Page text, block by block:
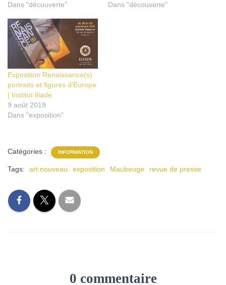
Dans "découverte"
Dans "découverte"
Exposition Renaissance(s)
portraits et figures d’Europe
| Institut Iliade
9 août 2019
Dans "exposition"
Catégories : INFORMATION
Tags: art nouveau exposition Maubeuge revue de presse
0 commentaire